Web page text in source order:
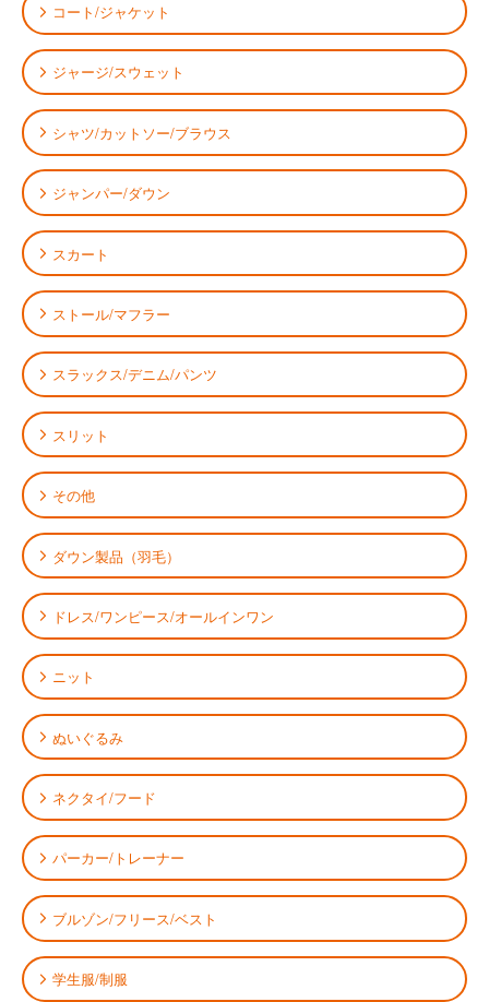
コート/ジャケット
ジャージ/スウェット
シャツ/カットソー/ブラウス
ジャンパー/ダウン
スカート
ストール/マフラー
スラックス/デニム/パンツ
スリット
その他
ダウン製品（羽毛）
ドレス/ワンピース/オールインワン
ニット
ぬいぐるみ
ネクタイ/フード
パーカー/トレーナー
ブルゾン/フリース/ベスト
学生服/制服